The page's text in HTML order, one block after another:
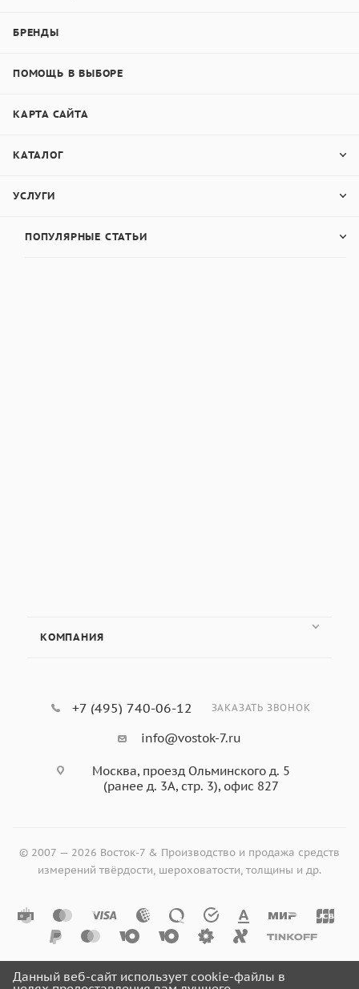
БРЕНДЫ
ПОМОЩЬ В ВЫБОРЕ
КАРТА САЙТА
КАТАЛОГ
УСЛУГИ
ПОПУЛЯРНЫЕ СТАТЬИ
КОМПАНИЯ
+7 (495) 740-06-12 ЗАКАЗАТЬ ЗВОНОК
info@vostok-7.ru
Москва, проезд Ольминского д. 5
(ранее д. 3А, стр. 3), офис 827
© 2007 — 2026 Восток-7 & Производство и продажа средств
измерений твёрдости, шероховатости, толщины и др.
Данный веб-сайт использует cookie-файлы в